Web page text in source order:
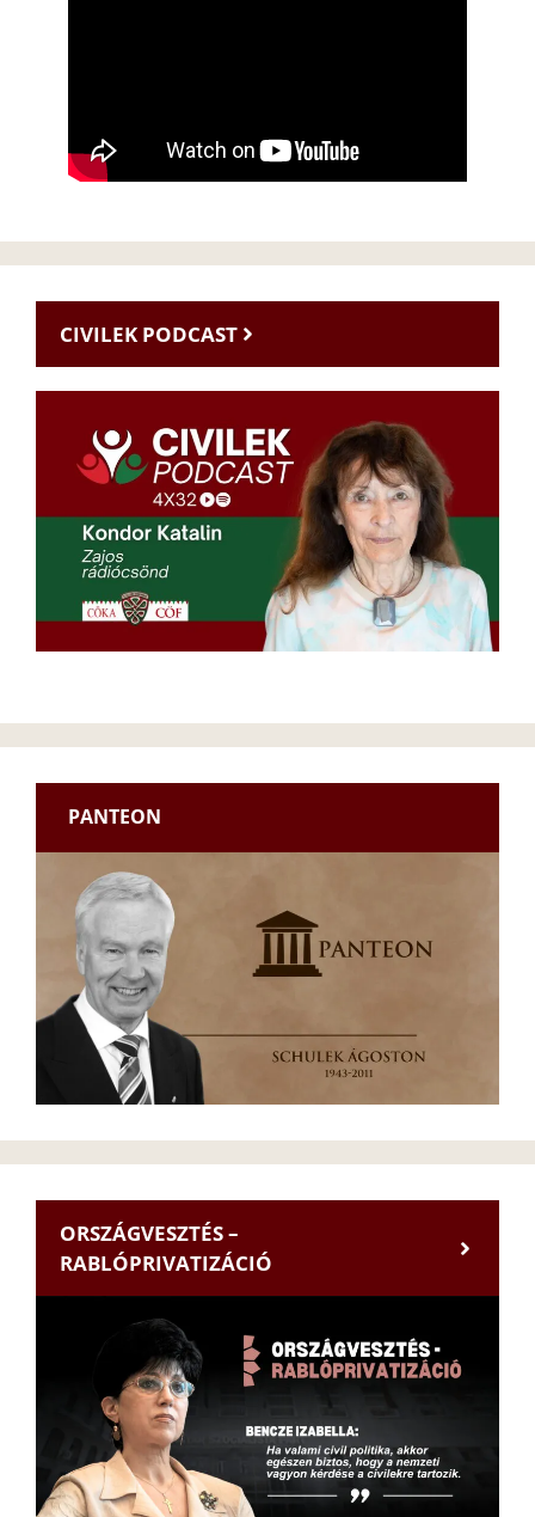
CIVILEK PODCAST
PANTEON
ORSZÁGVESZTÉS –
RABLÓPRIVATIZÁCIÓ